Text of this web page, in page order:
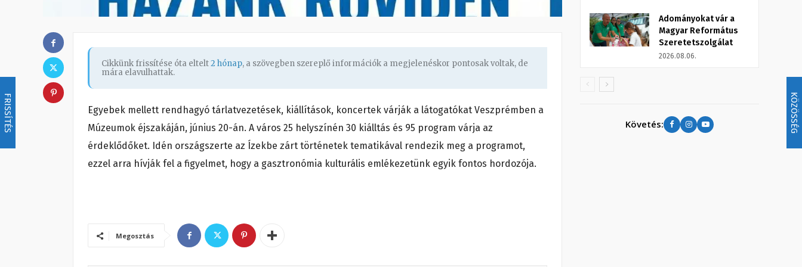
FRISSÍTÉS KÖZÖSSÉG
Cikkünk frissítése óta eltelt2 hónap, a szövegben szereplő információk a megjelenéskor pontosak voltak, de
mára elavulhattak.
Egyebek mellett rendhagyó tárlatvezetések, kiállítások, koncertek várják a látogatókat Veszprémben a
Múzeumok éjszakáján, június 20-án. A város 25 helyszínén 30 kiálltás és 95 program várja az
érdeklődőket. Idén országszerte az Ízekbe zárt történetek tematikával rendezik meg a programot,
ezzel arra hívják fel a figyelmet, hogy a gasztronómia kulturális emlékezetünk egyik fontos hordozója.
Megosztás
Adományokat vár a
Magyar Református
Szeretetszolgálat
2026.08.06.
Követés: